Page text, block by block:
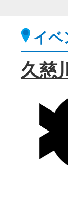
イベ
久慈